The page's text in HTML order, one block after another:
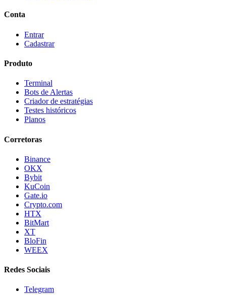
Conta
Entrar
Cadastrar
Produto
Terminal
Bots de Alertas
Criador de estratégias
Testes históricos
Planos
Corretoras
Binance
OKX
Bybit
KuCoin
Gate.io
Crypto.com
HTX
BitMart
XT
BloFin
WEEX
Redes Sociais
Telegram